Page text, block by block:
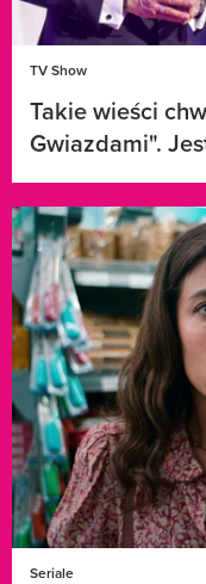
TV Show
Takie wieści
Gwiazdami".
Seriale